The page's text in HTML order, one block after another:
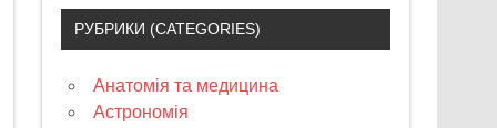
РУБРИКИ (CATEGORIES)
Анатомія та медицина
Астрономія